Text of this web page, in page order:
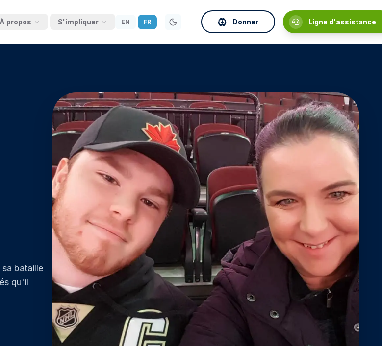
À propos
Conseil d'administration
Alliance canadienne pour la santé
Nouvelles & presse
S'impliquer
Participer à la recherche
FAQ sur le don de cerveau
Registre de recherche
Événements
S'impliquer en tant qu'enfant
EN FR Donner Ligne d'assistance
sa bataille
qu'il